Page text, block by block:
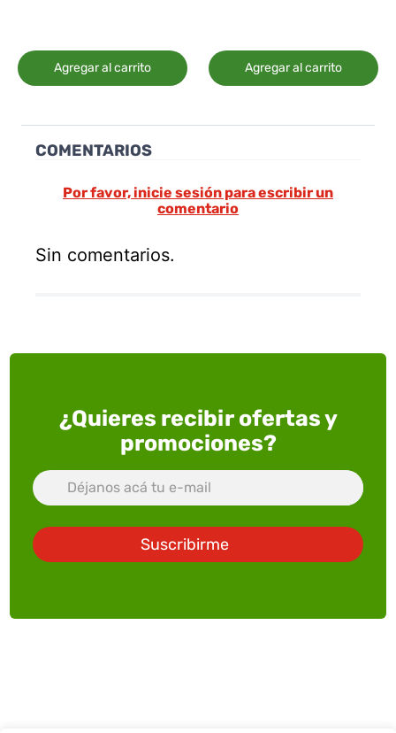
Agregar al carrito Agregar al carrito
COMENTARIOS
Por favor, inicie sesión para escribir un
comentario
Sin comentarios.
¿Quieres recibir ofertas y
promociones?
Suscribirme